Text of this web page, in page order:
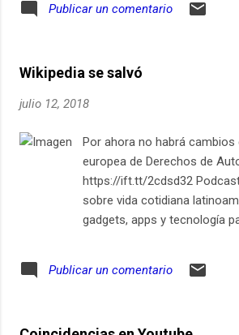
Publicar un comentario
Wikipedia se salvó
julio 12, 2018
Por ahora no habrá cambios
europea de Derechos de
https://ift.tt/2cdsd32
sobre vida cotidiana
gadgets, apps y tecnología
Publicar un comentario